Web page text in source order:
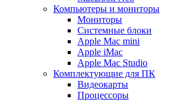
Компьютеры и мониторы
Мониторы
Системные блоки
Apple Mac mini
Apple iMac
Apple Mac Studio
Комплектующие для ПК
Видеокарты
Процессоры